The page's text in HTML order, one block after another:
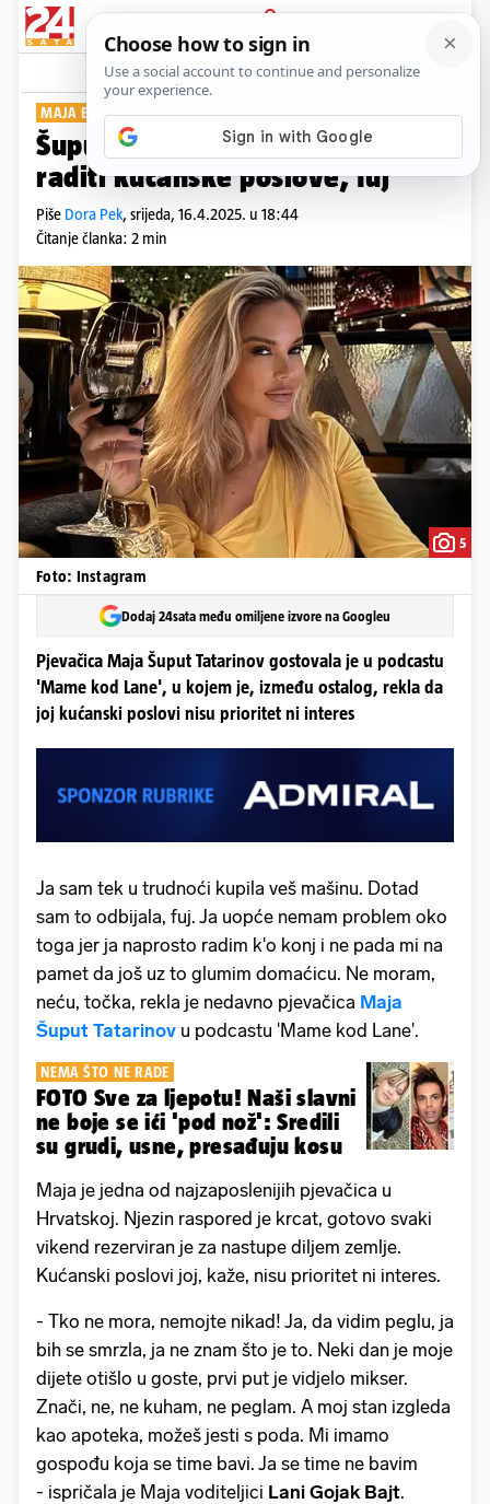
PRIJAVA
Show Komentari
MAJA BEZ DLAKE NA JEZIKU
Šuput: Ne pada mi na pamet
raditi kućanske poslove, fuj
Piše Dora Pek, srijeda, 16.4.2025. u 18:44
Čitanje članka: 2 min
5
Foto: Instagram
Dodaj 24sata među omiljene izvore na Googleu
Pjevačica Maja Šuput Tatarinov gostovala je u podcastu
'Mame kod Lane', u kojem je, između ostalog, rekla da
joj kućanski poslovi nisu prioritet ni interes
Ja sam tek u trudnoći kupila veš mašinu. Dotad
sam to odbijala, fuj. Ja uopće nemam problem oko
toga jer ja naprosto radim k'o konj i ne pada mi na
pamet da još uz to glumim domaćicu. Ne moram,
neću, točka, rekla je nedavno pjevačica Maja
Šuput Tatarinov u podcastu 'Mame kod Lane'.
NEMA ŠTO NE RADE
FOTO Sve za ljepotu! Naši slavni
ne boje se ići 'pod nož': Sredili
su grudi, usne, presađuju kosu
Maja je jedna od najzaposlenijih pjevačica u
Hrvatskoj. Njezin raspored je krcat, gotovo svaki
vikend rezerviran je za nastupe diljem zemlje.
Kućanski poslovi joj, kaže, nisu prioritet ni interes.
- Tko ne mora, nemojte nikad! Ja, da vidim peglu, ja
bih se smrzla, ja ne znam što je to. Neki dan je moje
dijete otišlo u goste, prvi put je vidjelo mikser.
Znači, ne, ne kuham, ne peglam. A moj stan izgleda
kao apoteka, možeš jesti s poda. Mi imamo
gospođu koja se time bavi. Ja se time ne bavim
- ispričala je Maja voditeljici Lani Gojak Bajt.